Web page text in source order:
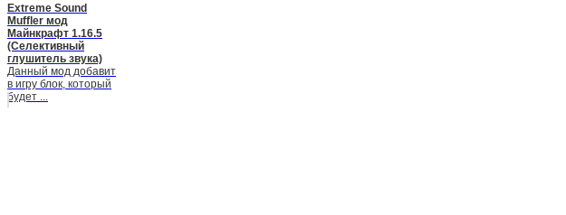
Extreme Sound
Muffler мод
Майнкрафт 1.16.5
(Селективный
глушитель звука)
Данный мод добавит
в игру блок, который
будет ...